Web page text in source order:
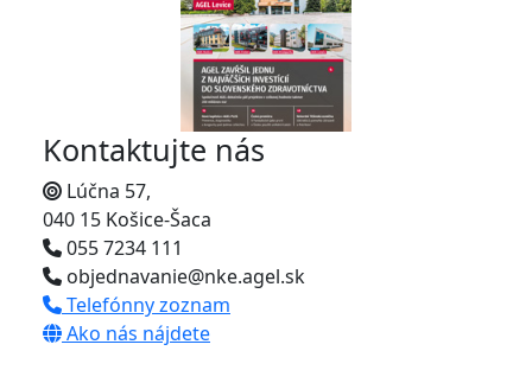
Kontaktujte nás
Lúčna 57,
040 15 Košice-Šaca
055 7234 111
objednavanie@nke.agel.sk
Telefónny zoznam
Ako nás nájdete